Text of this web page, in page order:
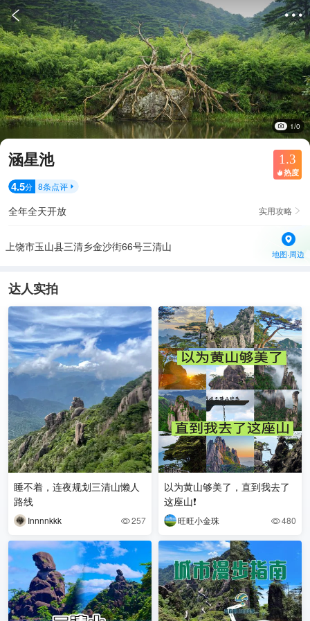
 
1/0
涵星池 1.3
 热度
4.5分 8条点评 
全年全天开放 实用攻略 
上饶市玉山县三清乡金沙街66号三清山
地图·周边
达人实拍
睡不着，连夜规划三清山懒人
路线
Innnnkkk 257
以为黄山够美了，直到我去了
这座山❗️
旺旺小金珠 480